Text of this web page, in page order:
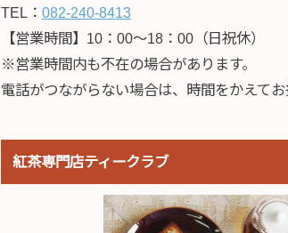
TEL： 082-240-8413
【営業時間】10：00～18：00（日祝休）
※営業時間内も不在の場合があります。
電話がつながらない場合は、時間をかえてお
紅茶専門店ティークラブ